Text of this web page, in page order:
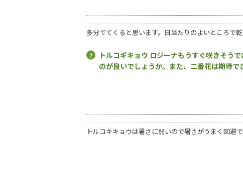
多分でてくると思います。日当たりのよいところで
トルコギキョウ ロジーナもうすぐ咲きそう
のが良いでしょうか。また、二番花は期待で
トルコキキョウは暑さに弱いので暑さがうまく回避